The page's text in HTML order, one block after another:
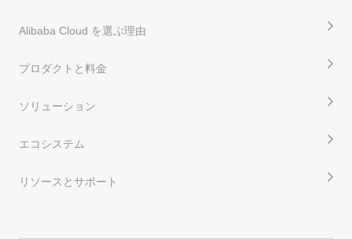
Alibaba Cloud を選ぶ理由
プロダクトと料金
ソリューション
エコシステム
リソースとサポート